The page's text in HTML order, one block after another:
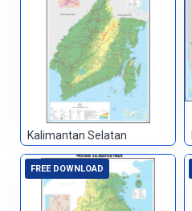
Kalimantan Selatan
FREE DOWNLOAD